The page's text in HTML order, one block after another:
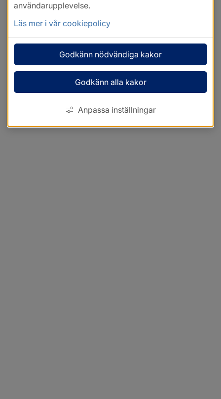
användarupplevelse.
Läs mer i vår cookiepolicy
Godkänn nödvändiga kakor
Godkänn alla kakor
Anpassa inställningar